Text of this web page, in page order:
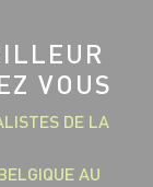
VOUS
DE LA
AU